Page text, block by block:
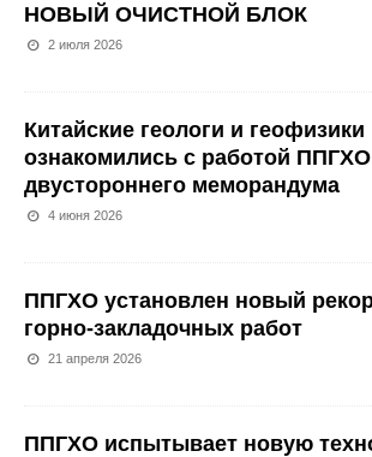
НОВЫЙ ОЧИСТНОЙ БЛОК
2 июля 2026
Китайские геологи и геофизики
ознакомились с работой
двустороннего меморандума
4 июня 2026
ППГХО установлен новый
горно-закладочных работ
21 апреля 2026
ППГХО испытывает новую